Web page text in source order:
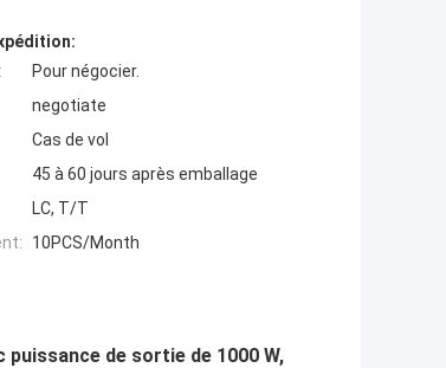
Pour négocier.
negotiate
Cas de vol
45 à 60 jours après emballage
LC, T/T
10PCS/Month
de sortie de 1000 W,